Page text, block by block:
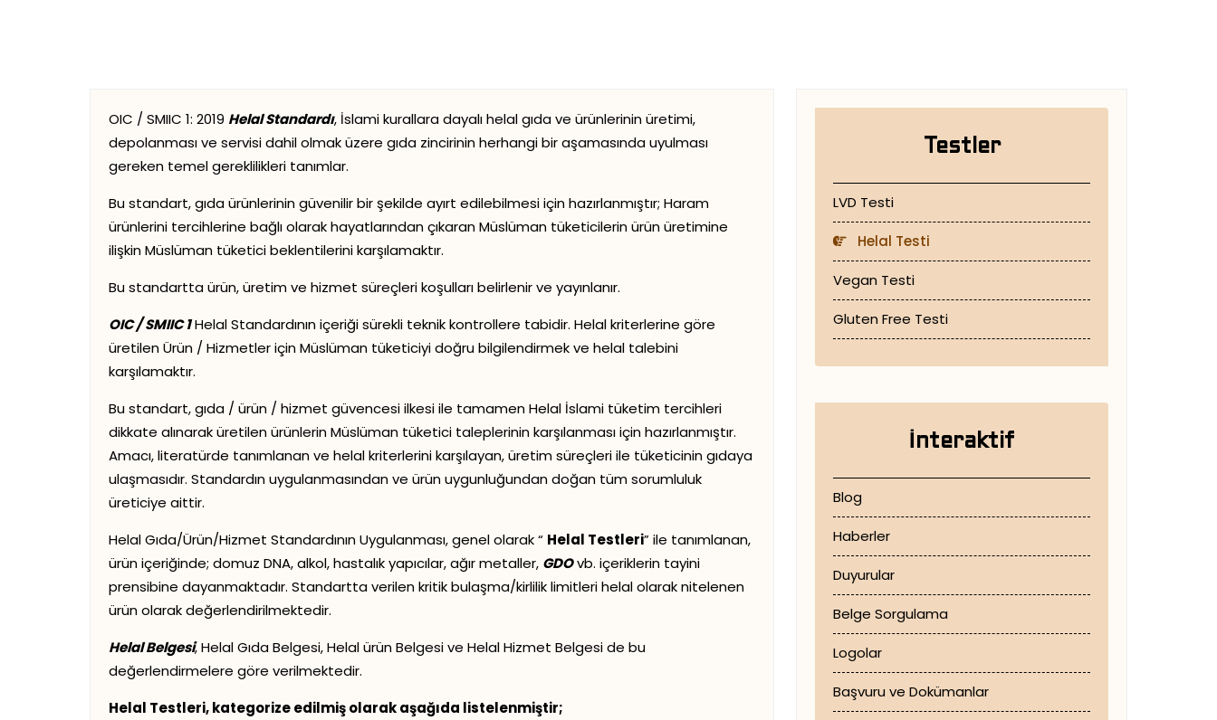
OIC / SMIIC 1: 2019 Helal Standardı, İslami kurallara dayalı helal gıda ve ürünlerinin üretimi,
depolanması ve servisi dahil olmak üzere gıda zincirinin herhangi bir aşamasında uyulması
gereken temel gereklilikleri tanımlar.
Bu standart, gıda ürünlerinin güvenilir bir şekilde ayırt edilebilmesi için hazırlanmıştır; Haram
ürünlerini tercihlerine bağlı olarak hayatlarından çıkaran Müslüman tüketicilerin ürün üretimine
ilişkin Müslüman tüketici beklentilerini karşılamaktır.
Bu standartta ürün, üretim ve hizmet süreçleri koşulları belirlenir ve yayınlanır.
OIC / SMIIC 1Helal Standardının içeriği sürekli teknik kontrollere tabidir. Helal kriterlerine göre
üretilen Ürün / Hizmetler için Müslüman tüketiciyi doğru bilgilendirmek ve helal talebini
karşılamaktır.
Bu standart, gıda / ürün / hizmet güvencesi ilkesi ile tamamen Helal İslami tüketim tercihleri
dikkate alınarak üretilen ürünlerin Müslüman tüketici taleplerinin karşılanması için hazırlanmıştır.
Amacı, literatürde tanımlanan ve helal kriterlerini karşılayan, üretim süreçleri ile tüketicinin gıdaya
ulaşmasıdır. Standardın uygulanmasından ve ürün uygunluğundan doğan tüm sorumluluk
üreticiye aittir.
Helal Gıda/Ürün/Hizmet Standardının Uygulanması, genel olarak “ Helal Testleri” ile tanımlanan,
ürün içeriğinde; domuz DNA, alkol, hastalık yapıcılar, ağır metaller, GDOvb. içeriklerin tayini
prensibine dayanmaktadır. Standartta verilen kritik bulaşma/kirlilik limitleri helal olarak nitelenen
ürün olarak değerlendirilmektedir.
Helal Belgesi, Helal Gıda Belgesi, Helal ürün Belgesi ve Helal Hizmet Belgesi de bu
değerlendirmelere göre verilmektedir.
Helal Testleri, kategorize edilmiş olarak aşağıda listelenmiştir;
Testler
LVD Testi
Helal Testi
Vegan Testi
Gluten Free Testi
İnteraktif
Blog
Haberler
Duyurular
Belge Sorgulama
Logolar
Başvuru ve Dokümanlar